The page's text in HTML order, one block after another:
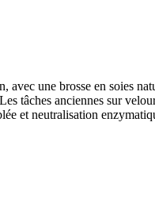
une brosse en soies
tâches anciennes sur
et neutralisation